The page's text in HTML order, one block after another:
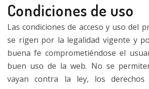
Condiciones de uso
Las condiciones de acceso y uso del
se rigen por la legalidad vigente y
buena fe comprometiéndose el
buen uso de la web. No se
vayan contra la ley, los